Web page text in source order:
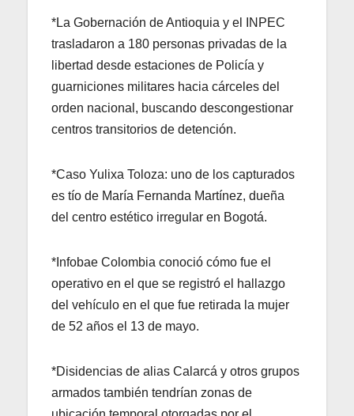
*La Gobernación de Antioquia y el INPEC
trasladaron a 180 personas privadas de la
libertad desde estaciones de Policía y
guarniciones militares hacia cárceles del
orden nacional, buscando descongestionar
centros transitorios de detención.
*Caso Yulixa Toloza: uno de los capturados
es tío de María Fernanda Martínez, dueña
del centro estético irregular en Bogotá.
*Infobae Colombia conoció cómo fue el
operativo en el que se registró el hallazgo
del vehículo en el que fue retirada la mujer
de 52 años el 13 de mayo.
*Disidencias de alias Calarcá y otros grupos
armados también tendrían zonas de